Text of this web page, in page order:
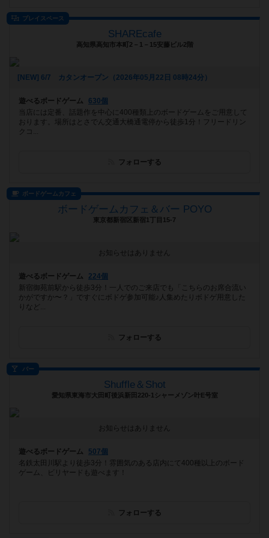
プレイスペース
SHAREcafe
高知県高知市本町2－1－15安藤ビル2階
[NEW] 6/7 カタンオープン（2026年05月22日 08時24分）
遊べるボードゲーム
630個
当店には定番、話題作を中心に400種類上のボードゲームをご用意して
おります。場所はとさでん交通大橋通電停から徒歩1分！フリードリン
クコ...
フォローする
ボードゲームカフェ
ボードゲームカフェ＆バー POYO
東京都新宿区新宿1丁目15-7
お知らせはありません
遊べるボードゲーム
224個
新宿御苑前駅から徒歩3分！一人でのご来店でも「こちらのお席合流い
かがですか〜？」ですぐにボドゲ参加可能♪人集めたりボドゲ用意した
りなど...
フォローする
バー
Shuffle＆Shot
愛知県東海市大田町後浜新田220-1シャーメゾン叶E号室
お知らせはありません
遊べるボードゲーム
507個
名鉄太田川駅より徒歩3分！雰囲気のある店内にて400種以上のボード
ゲーム、ビリヤードも遊べます！
フォローする